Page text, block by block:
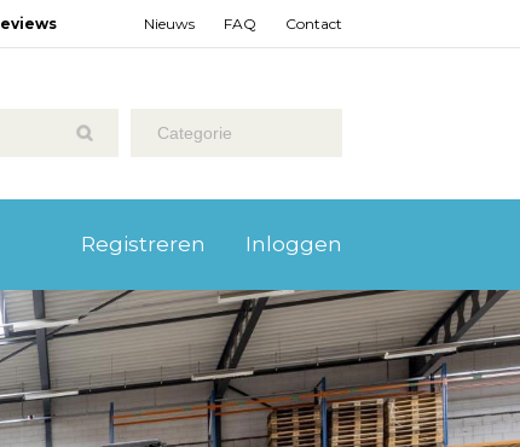
Contact
FAQ
Nieuws
Categorie
Inloggen
Registreren